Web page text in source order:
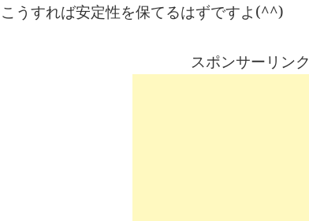
こうすれば安定性を保てるはずですよ(^^)
スポンサーリンク